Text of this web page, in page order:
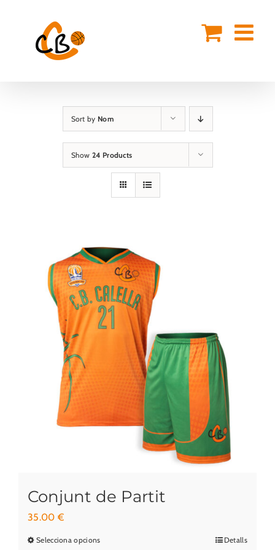
Sort by Nom
Show 24 Products
Conjunt de Partit
35.00€
Selecciona opcionsAquest
Detalls